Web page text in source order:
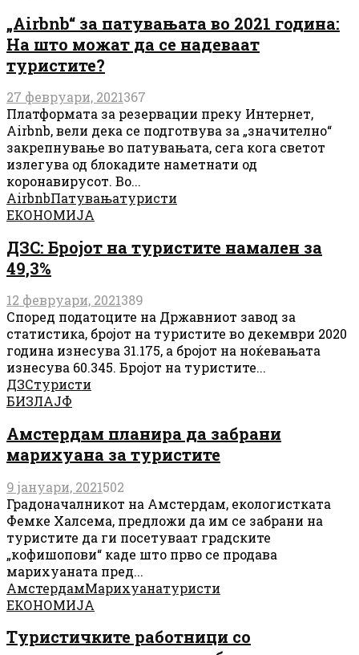
„Airbnb“ за патувањата во 2021 година:
На што можат да се надеваат
туристите?
27 февруари, 2021367
Платформата за резервации преку Интернет,
Airbnb, вели дека се подготвува за „значително“
закрепнување во патувањата, сега кога светот
излегува од блокадите наметнати од
коронавирусот. Во...
AirbnbПатувањатуристи
ЕКОНОМИЈА
ДЗС: Бројот на туристите намален за
49,3%
12 февруари, 2021389
Според податоците на Државниот завод за
статистика, бројот на туристите во декември 2020
година изнесува 31.175, а бројот на ноќевањата
изнесува 60.345. Бројот на туристите...
ДЗСтуристи
БИЗЛАЈФ
Амстердам планира да забрани
марихуана за туристите
9 јануари, 2021502
Градоначалникот на Амстердам, екологистката
Фемке Халсема, предложи да им се забрани на
туристите да ги посетуваат градските
„кофишопови“ каде што прво се продава
марихуаната пред...
АмстердамМарихуанатуристи
ЕКОНОМИЈА
Туристичките работници со